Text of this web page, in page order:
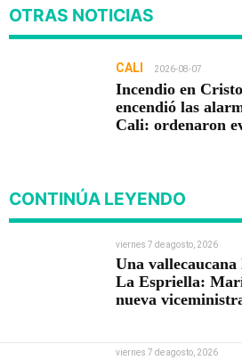
OTRAS NOTICIAS
CALI 2026-08-07
Incendio en
encendió las
Cali: ordenaron
CONTINÚA LEYENDO
viernes 7 de agosto, 2026
Una
La Espriella:
nueva
viernes 7 de agosto, 2026